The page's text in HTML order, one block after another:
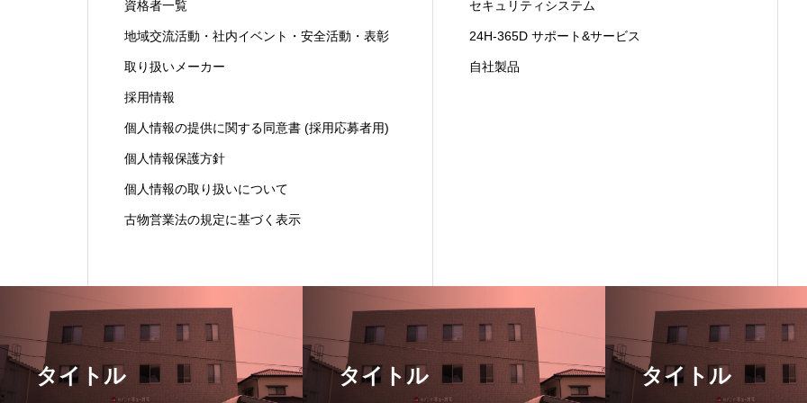
資格者一覧
地域交流活動・社内イベント・安全活動・表彰
取り扱いメーカー
採用情報
個人情報の提供に関する同意書 (採用応募者用)
個人情報保護方針
個人情報の取り扱いについて
古物営業法の規定に基づく表示
セキュリティシステム
24H-365D サポート&サービス
自社製品
タイトル タイトル タイトル